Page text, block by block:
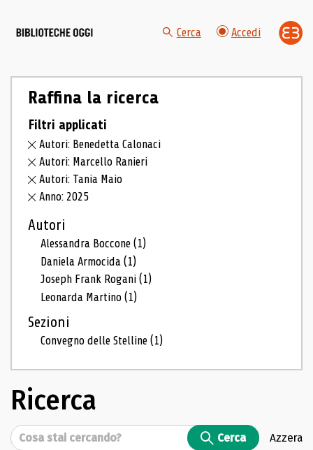
Cerca Accedi
Raffina la ricerca
Filtri applicati
Autori: Benedetta Calonaci
Autori: Marcello Ranieri
Autori: Tania Maio
Anno: 2025
Autori
Alessandra Boccone(1)
Daniela Armocida(1)
Joseph Frank Rogani(1)
Leonarda Martino(1)
Sezioni
Convegno delle Stelline(1)
Ricerca
Cerca Cerca Azzera